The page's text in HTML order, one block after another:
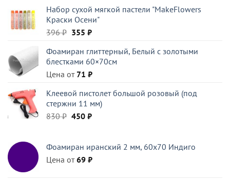
составляла
45 ₽.
28 ₽.
Набор сухой мягкой пастели "MakeFlowers
Краски Осени"
396₽ Первоначальная
составляла
396 ₽.
355 ₽Текущая
355 ₽.
Фоамиран глиттерный, Белый c золотыми
блестками 60×70см
Цена от 71 ₽
Клеевой пистолет большой розовый (под
стержни 11 мм)
830₽ Первоначальная
830 ₽.
450 ₽Текущая
Фоамиран иранский 2 мм, 60х70 Индиго
Цена от69 ₽